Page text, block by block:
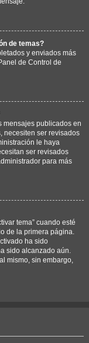
de temas?
y enviados más
de Control de
mensajes publicados en
necesiten ser revisados
le haya
ser revisados
para más
tema” cuando esté
de la primera página.
ha sido
sido alcanzado aún.
mismo, sin embargo,